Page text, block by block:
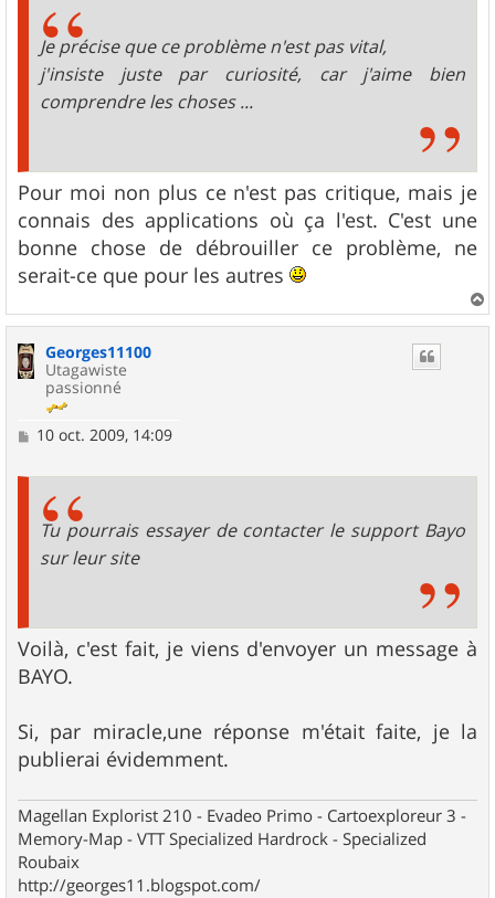
Je précise que ce problème n'est pas vital,
j'insiste juste par curiosité, car j'aime bien
comprendre les choses ...
Pour moi non plus ce n'est pas critique, mais je
connais des applications où ça l'est. C'est une
bonne chose de débrouiller ce problème, ne
serait-ce que pour les autres
a
Georges11100
Utagawiste
passionné
M10 oct. 2009, 14:09
Tu pourrais essayer de contacter le support Bayo
sur leur site
Voilà, c'est fait, je viens d'envoyer un message à
BAYO.
Si, par miracle,une réponse m'était faite, je la
publierai évidemment.
Magellan Explorist 210 - Evadeo Primo - Cartoexploreur 3 -
Memory-Map - VTT Specialized Hardrock - Specialized
Roubaix
http://georges11.blogspot.com/